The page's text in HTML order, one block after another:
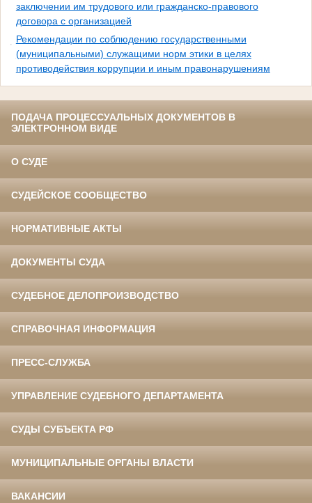
заключении им трудового или гражданско-правового
договора с организацией
Рекомендации по соблюдению государственными
(муниципальными) служащими норм этики в целях
противодействия коррупции и иным правонарушениям
ПОДАЧА ПРОЦЕССУАЛЬНЫХ ДОКУМЕНТОВ В
ЭЛЕКТРОННОМ ВИДЕ
О СУДЕ
СУДЕЙСКОЕ СООБЩЕСТВО
НОРМАТИВНЫЕ АКТЫ
ДОКУМЕНТЫ СУДА
СУДЕБНОЕ ДЕЛОПРОИЗВОДСТВО
СПРАВОЧНАЯ ИНФОРМАЦИЯ
ПРЕСС-СЛУЖБА
УПРАВЛЕНИЕ СУДЕБНОГО ДЕПАРТАМЕНТА
СУДЫ СУБЪЕКТА РФ
МУНИЦИПАЛЬНЫЕ ОРГАНЫ ВЛАСТИ
ВАКАНСИИ